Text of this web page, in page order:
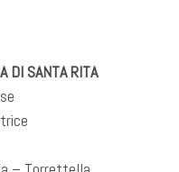
DI SANTA RITA